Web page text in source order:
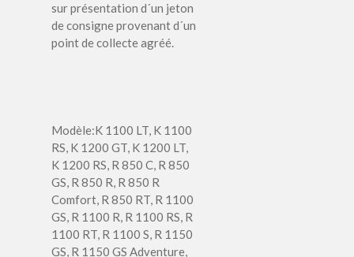
sur présentation d´un jeton
de consigne provenant d´un
point de collecte agréé.
Modèle:K 1100 LT, K 1100
RS, K 1200 GT, K 1200 LT,
K 1200 RS, R 850 C, R 850
GS, R 850 R, R 850 R
Comfort, R 850 RT, R 1100
GS, R 1100 R, R 1100 RS, R
1100 RT, R 1100 S, R 1150
GS, R 1150 GS Adventure,